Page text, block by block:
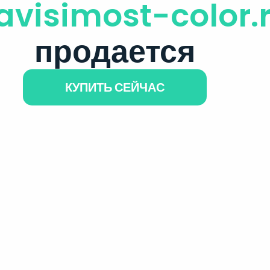
продается
КУПИТЬ СЕЙЧАС